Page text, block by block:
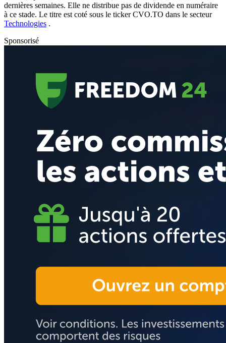
dernières semaines. Elle ne distribue pas de dividende en numéraire
à ce stade. Le titre est coté sous le tickerCVO.TO dans le secteur
Technologies .
Sponsorisé